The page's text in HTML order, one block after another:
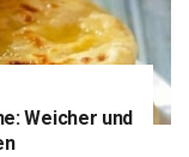
Weicher und